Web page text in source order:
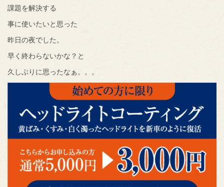
課題を解決する
事に使いたいと思った
昨日の夜でした。
早く終わらないかな？と
久しぶりに思ったなぁ。。。